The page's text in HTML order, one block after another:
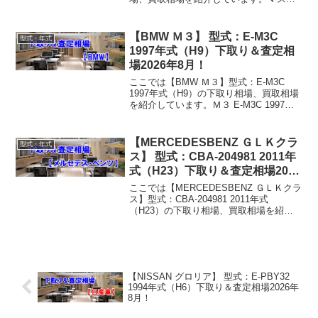
円～5万円買取り相場：マイ...
型式・年式
【BMW Ｍ３】 型式：E-M3C
1997年式（H9）下取り＆査定相
場2026年8月！
ここでは【BMW Ｍ３】型式：E-M3C
1997年式（H9）の下取り相場、買取相場
を紹介しています。Ｍ３ E-M3C 1997年
マイナス1万円～21万円Ｍ３ E...
型式・年式
【MERCEDESBENZ ＧＬＫクラ
ス】 型式：CBA-204981 2011年
式（H23）下取り＆査定相場2026
年8月！
ここでは【MERCEDESBENZ ＧＬＫクラ
ス】型式：CBA-204981 2011年式
（H23）の下取り相場、買取相場を紹介
【NISSAN グロリア】 型式：E-PBY32
1994年式（H6）下取り＆査定相場2026年
8月！